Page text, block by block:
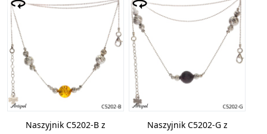
Naszyjnik C5202-B z
Naszyjnik C5202-G z